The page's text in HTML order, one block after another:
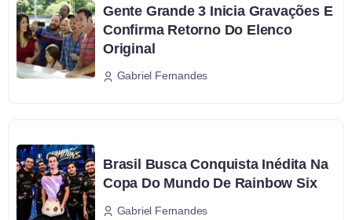
Gente Grande 3 Inicia Gravações E
Confirma Retorno Do Elenco
Original
Gabriel Fernandes
Brasil Busca Conquista Inédita Na
Copa Do Mundo De Rainbow Six
Gabriel Fernandes